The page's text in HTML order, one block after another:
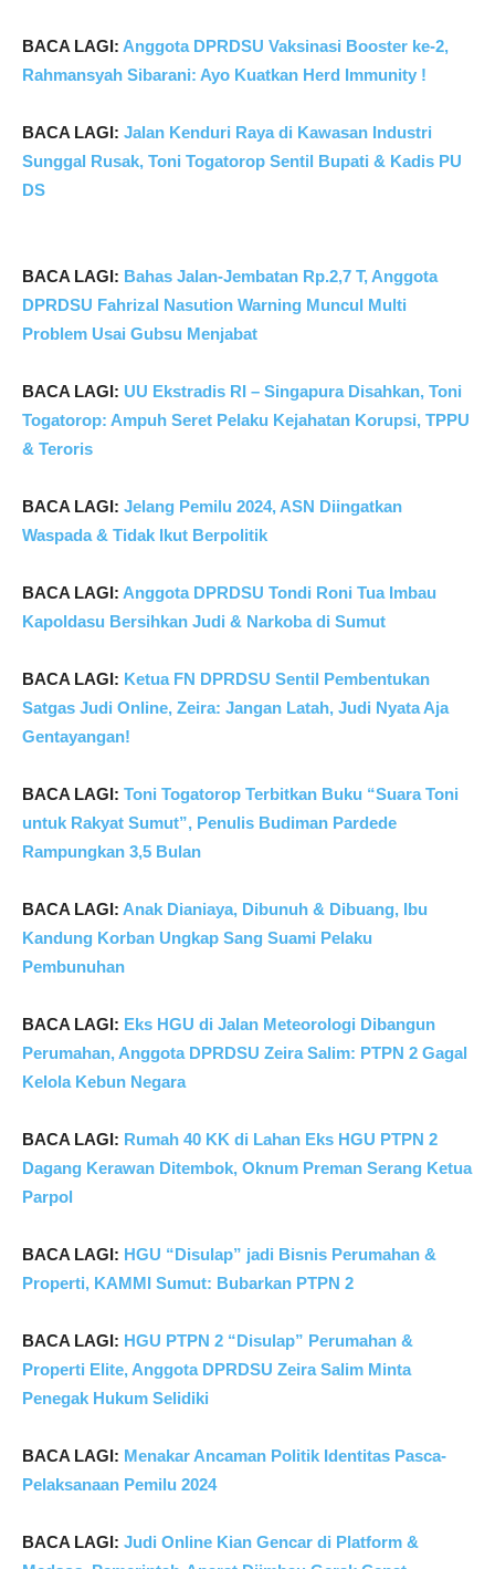
BACA LAGI: Anggota DPRDSU Vaksinasi Booster ke-2,
Rahmansyah Sibarani: Ayo Kuatkan Herd Immunity !
BACA LAGI: Jalan Kenduri Raya di Kawasan Industri
Sunggal Rusak, Toni Togatorop Sentil Bupati & Kadis PU
DS
BACA LAGI: Bahas Jalan-Jembatan Rp.2,7 T, Anggota
DPRDSU Fahrizal Nasution Warning Muncul Multi
Problem Usai Gubsu Menjabat
BACA LAGI: UU Ekstradis RI – Singapura Disahkan, Toni
Togatorop: Ampuh Seret Pelaku Kejahatan Korupsi, TPPU
& Teroris
BACA LAGI: Jelang Pemilu 2024, ASN Diingatkan
Waspada & Tidak Ikut Berpolitik
BACA LAGI: Anggota DPRDSU Tondi Roni Tua Imbau
Kapoldasu Bersihkan Judi & Narkoba di Sumut
BACA LAGI: Ketua FN DPRDSU Sentil Pembentukan
Satgas Judi Online, Zeira: Jangan Latah, Judi Nyata Aja
Gentayangan!
BACA LAGI: Toni Togatorop Terbitkan Buku “Suara Toni
untuk Rakyat Sumut”, Penulis Budiman Pardede
Rampungkan 3,5 Bulan
BACA LAGI: Anak Dianiaya, Dibunuh & Dibuang, Ibu
Kandung Korban Ungkap Sang Suami Pelaku
Pembunuhan
BACA LAGI: Eks HGU di Jalan Meteorologi Dibangun
Perumahan, Anggota DPRDSU Zeira Salim: PTPN 2 Gagal
Kelola Kebun Negara
BACA LAGI: Rumah 40 KK di Lahan Eks HGU PTPN 2
Dagang Kerawan Ditembok, Oknum Preman Serang Ketua
Parpol
BACA LAGI: HGU “Disulap” jadi Bisnis Perumahan &
Properti, KAMMI Sumut: Bubarkan PTPN 2
BACA LAGI: HGU PTPN 2 “Disulap” Perumahan &
Properti Elite, Anggota DPRDSU Zeira Salim Minta
Penegak Hukum Selidiki
BACA LAGI: Menakar Ancaman Politik Identitas Pasca-
Pelaksanaan Pemilu 2024
BACA LAGI: Judi Online Kian Gencar di Platform &